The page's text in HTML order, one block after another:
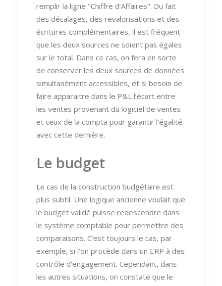
remplir la ligne "Chiffre d’Affaires". Du fait
des décalages, des revalorisations et des
écritures complémentaires, il est fréquent
que les deux sources ne soient pas égales
sur le total. Dans ce cas, on fera en sorte
de conserver les deux sources de données
simultanément accessibles, et si besoin de
faire apparaitre dans le P&L l’écart entre
les ventes provenant du logiciel de ventes
et ceux de la compta pour garantir l’égalité
avec cette dernière.
Le budget
Le cas de la construction budgétaire est
plus subtil. Une logique ancienne voulait que
le budget validé puisse redescendre dans
le système comptable pour permettre des
comparaisons. C’est toujours le cas, par
exemple, si l’on procède dans un ERP à des
contrôle d’engagement. Cependant, dans
les autres situations, on constate que le